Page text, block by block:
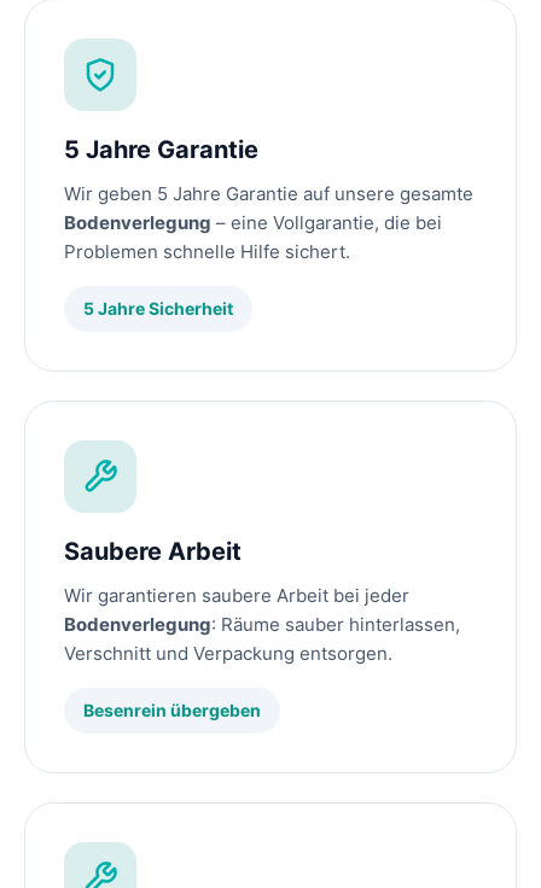
5 Jahre Garantie
Wir geben 5 Jahre Garantie auf unsere gesamte
Bodenverlegung – eine Vollgarantie, die bei
Problemen schnelle Hilfe sichert.
5 Jahre Sicherheit
Saubere Arbeit
Wir garantieren saubere Arbeit bei jeder
Bodenverlegung: Räume sauber hinterlassen,
Verschnitt und Verpackung entsorgen.
Besenrein übergeben